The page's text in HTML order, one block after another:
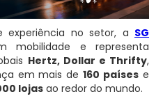
no setor, a SG
mobilidade e representa
Hertz, Dollar e Thrifty,
em mais de160 países e
lojasao redor do mundo.